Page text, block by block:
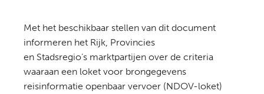
Met het beschikbaar stellen van dit document
informeren het Rijk, Provincies
en Stadsregio’s marktpartijen over de criteria
waaraan een loket voor brongegevens
reisinformatie openbaar vervoer (NDOV-loket)